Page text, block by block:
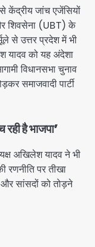
केंद्रीय जांच एजेंसियों
शिवसेना (UBT) के
से उत्तर प्रदेश में भी
यादव को यह अंदेशा
विधानसभा चुनाव
समाजवादी पार्टी
है भाजपा’
अखिलेश यादव ने भी
रणनीति पर तीखा
और सांसदों को तोड़ने